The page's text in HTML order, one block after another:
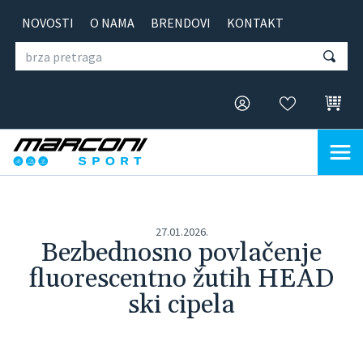
NOVOSTI O NAMA BRENDOVI KONTAKT
27.01.2026.
Bezbednosno povlačenje
fluorescentno žutih HEAD
ski cipela